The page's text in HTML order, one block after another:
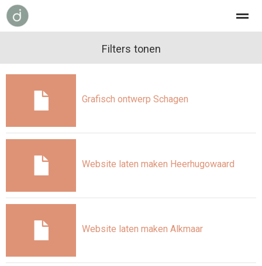
over dien contact
Home Bellen
Filters tonen
Grafisch ontwerp Schagen
Website laten maken Heerhugowaard
Website laten maken Alkmaar